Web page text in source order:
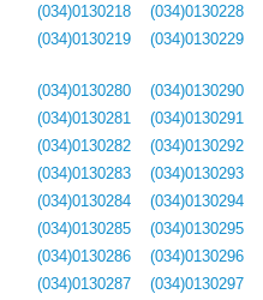
(034)0130218
(034)0130219
(034)0130228
(034)0130229
(034)0130280
(034)0130281
(034)0130282
(034)0130283
(034)0130284
(034)0130285
(034)0130286
(034)0130287
(034)0130290
(034)0130291
(034)0130292
(034)0130293
(034)0130294
(034)0130295
(034)0130296
(034)0130297